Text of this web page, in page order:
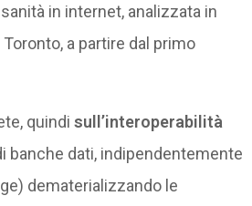
sanità in internet, analizzata in
a partire dal primo
quindi sull’interoperabilità
banche dati, indipendentemente
dematerializzando le